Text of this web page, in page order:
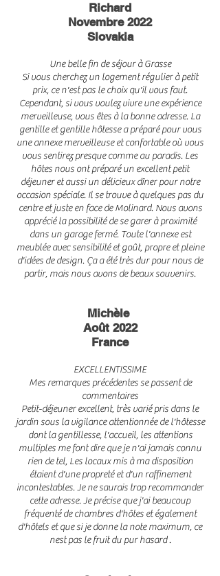
Richard
Novembre 2022
Slovakia
Une belle fin de séjour à Grasse
Si vous cherchez un logement régulier à petit
prix, ce n'est pas le choix qu'il vous faut.
Cependant, si vous voulez vivre une expérience
merveilleuse, vous êtes à la bonne adresse. La
gentille et gentille hôtesse a préparé pour vous
une annexe merveilleuse et confortable où vous
vous sentirez presque comme au paradis. Les
hôtes nous ont préparé un excellent petit
déjeuner et aussi un délicieux dîner pour notre
occasion spéciale. Il se trouve à quelques pas du
centre et juste en face de Molinard. Nous avons
apprécié la possibilité de se garer à proximité
dans un garage fermé. Toute l'annexe est
meublée avec sensibilité et goût, propre et pleine
d'idées de design. Ça a été très dur pour nous de
partir, mais nous avons de beaux souvenirs.
Michèle
Août 2022
France
EXCELLENTISSIME
Mes remarques précédentes se passent de
commentaires
Petit-déjeuner excellent, très varié pris dans le
jardin sous la vigilance attentionnée de l'hôtesse
dont la gentillesse, l'accueil, les attentions
multiples me font dire que je n'ai jamais connu
rien de tel, Les locaux mis à ma disposition
étaient d'une propreté et d'un raffinement
incontestables. Je ne saurais trop recommander
cette adresse. Je précise que j'ai beaucoup
fréquenté de chambres d'hôtes et également
d'hôtels et que si je donne la note maximum, ce
nest pas le fruit du pur hasard .